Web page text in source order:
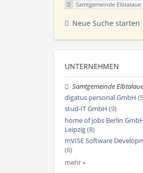
Samtgemeinde Elbtalaue
Neue Suche starten
UNTERNEHMEN
Samtgemeinde Elbtalaue
digatus personal GmbH
stud-IT GmbH (9)
home of jobs Berlin
Leipzig(8)
mVISE Software
(6)
mehr »